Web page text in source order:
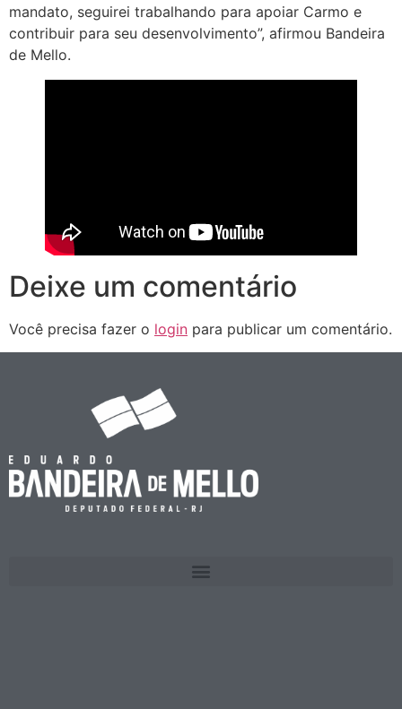
mandato, seguirei trabalhando para apoiar Carmo e
contribuir para seu desenvolvimento”, afirmou Bandeira
de Mello.
Deixe um comentário
Você precisa fazer o login para publicar um comentário.